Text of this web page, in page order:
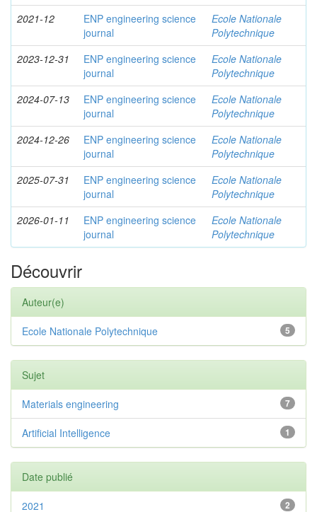
2021-12
ENP engineering science
journal
Ecole Nationale
Polytechnique
2023-12-31
ENP engineering science
journal
Ecole Nationale
Polytechnique
2024-07-13
ENP engineering science
journal
Ecole Nationale
Polytechnique
2024-12-26
ENP engineering science
journal
Ecole Nationale
Polytechnique
2025-07-31
ENP engineering science
journal
Ecole Nationale
Polytechnique
2026-01-11
ENP engineering science
journal
Ecole Nationale
Polytechnique
Découvrir
Auteur(e)
5
Ecole Nationale Polytechnique
Sujet
7
Materials engineering
1
Artificial Intelligence
Date publié
2
2021